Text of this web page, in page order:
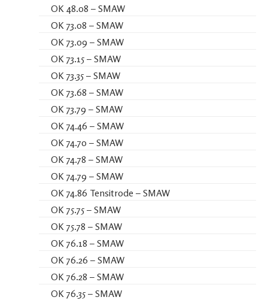
OK 48.08 – SMAW
OK 73.08 – SMAW
OK 73.09 – SMAW
OK 73.15 – SMAW
OK 73.35 – SMAW
OK 73.68 – SMAW
OK 73.79 – SMAW
OK 74.46 – SMAW
OK 74.70 – SMAW
OK 74.78 – SMAW
OK 74.79 – SMAW
OK 74.86 Tensitrode – SMAW
OK 75.75 – SMAW
OK 75.78 – SMAW
OK 76.18 – SMAW
OK 76.26 – SMAW
OK 76.28 – SMAW
OK 76.35 – SMAW